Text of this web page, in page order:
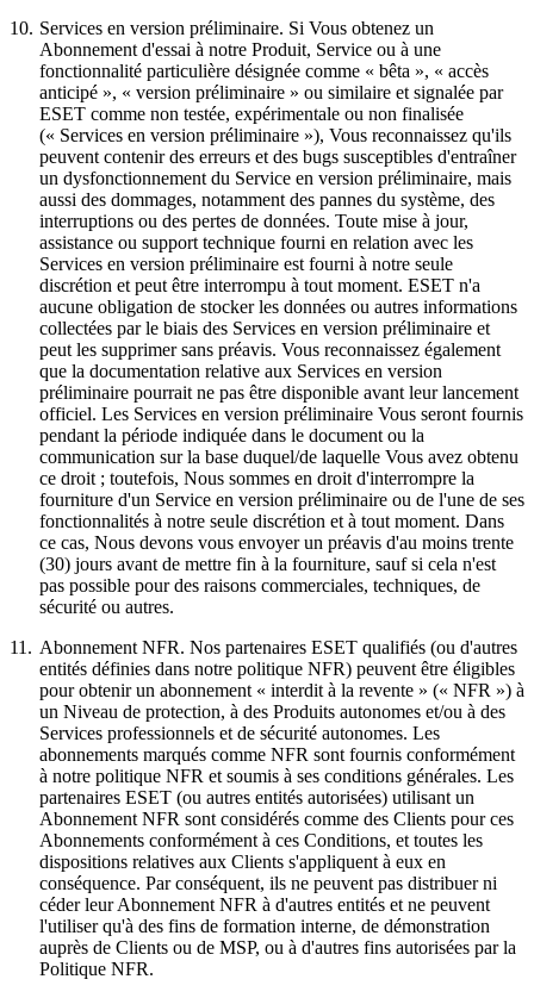
10. Services en version préliminaire. Si Vous obtenez un
Abonnement d'essai à notre Produit, Service ou à une
fonctionnalité particulière désignée comme « bêta », « accès
anticipé », « version préliminaire » ou similaire et signalée par
ESET comme non testée, expérimentale ou non finalisée
(« Services en version préliminaire »), Vous reconnaissez qu'ils
peuvent contenir des erreurs et des bugs susceptibles d'entraîner
un dysfonctionnement du Service en version préliminaire, mais
aussi des dommages, notamment des pannes du système, des
interruptions ou des pertes de données. Toute mise à jour,
assistance ou support technique fourni en relation avec les
Services en version préliminaire est fourni à notre seule
discrétion et peut être interrompu à tout moment. ESET n'a
aucune obligation de stocker les données ou autres informations
collectées par le biais des Services en version préliminaire et
peut les supprimer sans préavis. Vous reconnaissez également
que la documentation relative aux Services en version
préliminaire pourrait ne pas être disponible avant leur lancement
officiel. Les Services en version préliminaire Vous seront fournis
pendant la période indiquée dans le document ou la
communication sur la base duquel/de laquelle Vous avez obtenu
ce droit ; toutefois, Nous sommes en droit d'interrompre la
fourniture d'un Service en version préliminaire ou de l'une de ses
fonctionnalités à notre seule discrétion et à tout moment. Dans
ce cas, Nous devons vous envoyer un préavis d'au moins trente
(30) jours avant de mettre fin à la fourniture, sauf si cela n'est
pas possible pour des raisons commerciales, techniques, de
sécurité ou autres.
11. Abonnement NFR. Nos partenaires ESET qualifiés (ou d'autres
entités définies dans notre politique NFR) peuvent être éligibles
pour obtenir un abonnement « interdit à la revente » (« NFR ») à
un Niveau de protection, à des Produits autonomes et/ou à des
Services professionnels et de sécurité autonomes. Les
abonnements marqués comme NFR sont fournis conformément
à notre politique NFR et soumis à ses conditions générales. Les
partenaires ESET (ou autres entités autorisées) utilisant un
Abonnement NFR sont considérés comme des Clients pour ces
Abonnements conformément à ces Conditions, et toutes les
dispositions relatives aux Clients s'appliquent à eux en
conséquence. Par conséquent, ils ne peuvent pas distribuer ni
céder leur Abonnement NFR à d'autres entités et ne peuvent
l'utiliser qu'à des fins de formation interne, de démonstration
auprès de Clients ou de MSP, ou à d'autres fins autorisées par la
Politique NFR.